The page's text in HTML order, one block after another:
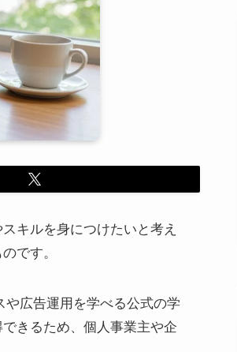
キルを身につけたいと考え
です。
や広告運用を学べる公式の学
きるため、個人事業主や企